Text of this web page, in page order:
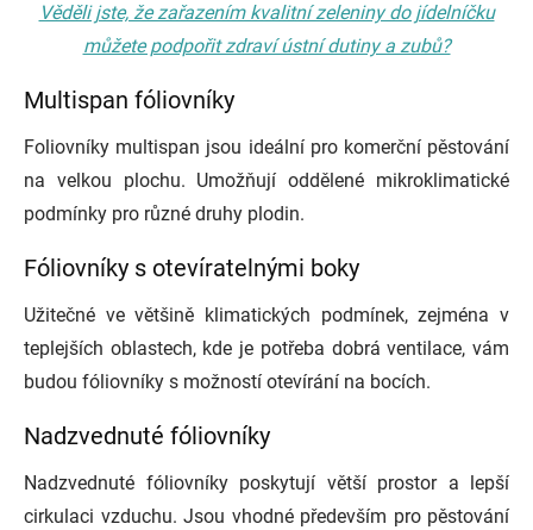
Věděli jste, že zařazením kvalitní zeleniny do jídelníčku
můžete podpořit zdraví ústní dutiny a zubů?
Multispan fóliovníky
Foliovníky multispan jsou ideální pro komerční pěstování
na velkou plochu. Umožňují oddělené mikroklimatické
podmínky pro různé druhy plodin.
Fóliovníky s otevíratelnými boky
Užitečné ve většině klimatických podmínek, zejména v
teplejších oblastech, kde je potřeba dobrá ventilace, vám
budou fóliovníky s možností otevírání na bocích.
Nadzvednuté fóliovníky
Nadzvednuté fóliovníky poskytují větší prostor a lepší
cirkulaci vzduchu. Jsou vhodné především pro pěstování